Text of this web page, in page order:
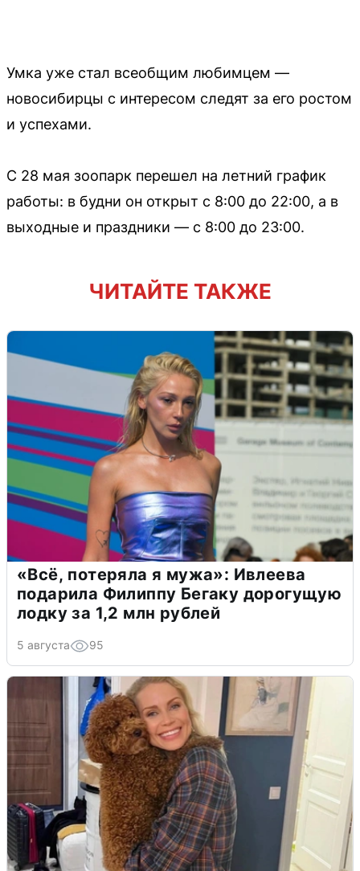
Умка уже стал всеобщим любимцем —
новосибирцы с интересом следят за его ростом
и успехами.
С 28 мая зоопарк перешел на летний график
работы: в будни он открыт с 8:00 до 22:00, а в
выходные и праздники — с 8:00 до 23:00.
ЧИТАЙТЕ ТАКЖЕ
«Всё, потеряла я мужа»: Ивлеева
подарила Филиппу Бегаку дорогущую
лодку за 1,2 млн рублей
5 августа 95